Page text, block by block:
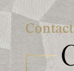
Contact